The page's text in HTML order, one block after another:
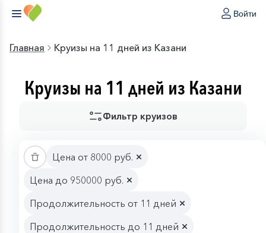
Войти
Главная Круизы на 11 дней из Казани
Круизы на 11 дней из Казани
Фильтр круизов
Цена от 8000 руб.
Цена до 950000 руб.
Продолжительность от 11 дней
Продолжительность до 11 дней